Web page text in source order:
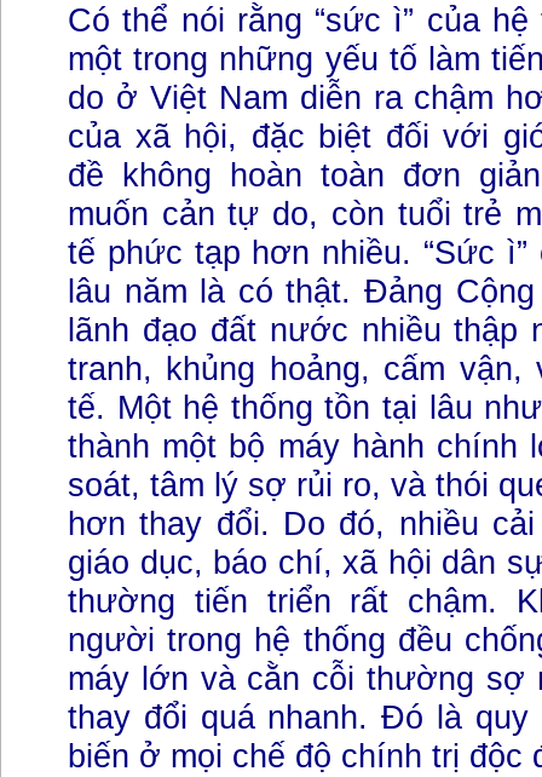
Có thể nói rằng “sức ì” của
một trong những yếu tố làm
do ở Việt Nam diễn ra chậm
của xã hội, đặc biệt đối với
đề không hoàn toàn đơn
muốn cản tự do, còn tuổi trẻ
tế phức tạp hơn nhiều. “Sức ì”
lâu năm là có thật. Đảng
lãnh đạo đất nước nhiều thập
tranh, khủng hoảng, cấm vận,
tế. Một hệ thống tồn tại lâu
thành một bộ máy hành chính
soát, tâm lý sợ rủi ro, và thói
hơn thay đổi. Do đó, nhiều
giáo dục, báo chí, xã hội dân
thường tiến triển rất chậm.
người trong hệ thống đều
máy lớn và cằn cỗi thường sợ
thay đổi quá nhanh. Đó là
biến ở mọi chế độ chính trị độc